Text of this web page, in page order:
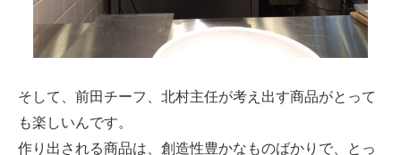
そして、前田チーフ、北村主任が考え出す商品がとって
も楽しいんです。
作り出される商品は、創造性豊かなものばかりで、とっ